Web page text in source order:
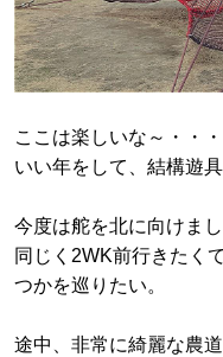
ここは楽しいな～・・・
いい年をして、結構遊
今度は舵を北に向けまし
同じく2WK前行きたく
つかを巡りたい。
途中、非常に綺麗な農